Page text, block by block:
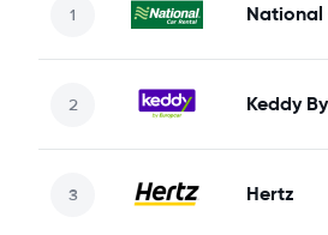
National
Keddy
Hertz